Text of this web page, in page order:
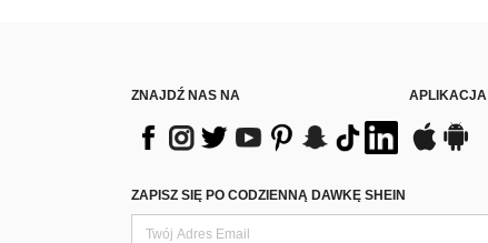
ZNAJDŹ NAS NA APLIKACJA
ZAPISZ SIĘ PO CODZIENNĄ DAWKĘ SHEIN